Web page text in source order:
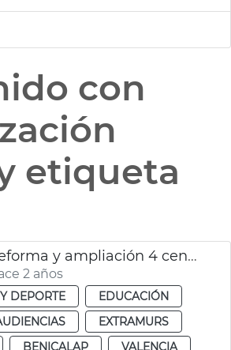
con
etiqueta
Redacción reforma y ampliación 4 centros escolares
2 años
DEPORTE
EDUCACIÓN
EXTRAMURS
BENICALAP
VALENCIA